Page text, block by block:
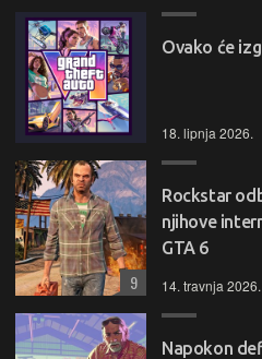
Ovako će
18. lipnja 2026.
Rockstar
njihove
GTA 6
14. travnja 2026.
9
Napokon